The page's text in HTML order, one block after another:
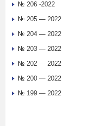
№ 206 -2022
№ 205 — 2022
№ 204 — 2022
№ 203 — 2022
№ 202 — 2022
№ 200 — 2022
№ 199 — 2022